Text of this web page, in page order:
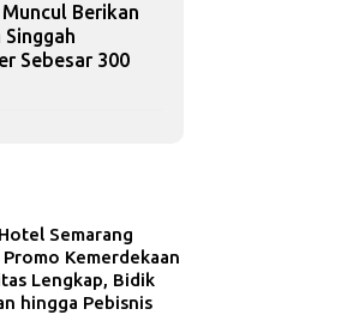
Berikan
Sebesar 300
Semarang
Kemerdekaan
Lengkap, Bidik
hingga Pebisnis